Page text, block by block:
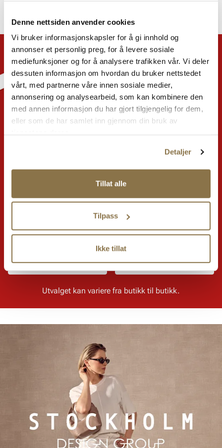
Denne nettsiden anvender cookies
Vi bruker informasjonskapsler for å gi innhold og
annonser et personlig preg, for å levere sosiale
mediefunksjoner og for å analysere trafikken vår. Vi deler
dessuten informasjon om hvordan du bruker nettstedet
vårt, med partnerne våre innen sosiale medier,
annonsering og analysearbeid, som kan kombinere den
med annen informasjon du har gjort tilgjengelig for dem,
eller som de har samlet inn gjennom din bruk av
Detaljer
Tillat alle
Tilpass
Ikke tillat
Stort utvalg i nettbutikken – enda flere
tilbud i din lokale butikk.
Dame Herre
Barn Accessories
Utvalget kan variere fra butikk til butikk.